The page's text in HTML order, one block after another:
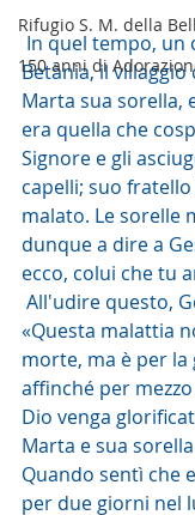
Rifugio S. M. della
150 anni di
Betània, il villaggio
Marta sua sorella,
era quella che
Signore e gli
capelli; suo fratello
malato. Le sorelle
dunque a dire a
ecco, colui che tu
All'udire questo,
«Questa malattia
morte, ma è per la
affinché per
Dio venga
Marta e sua
Quando sentì che
per due giorni nel